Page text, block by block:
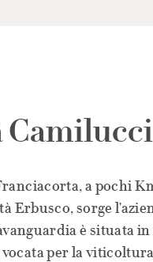
a pochi
Erbusco, sorge
è situata
per la